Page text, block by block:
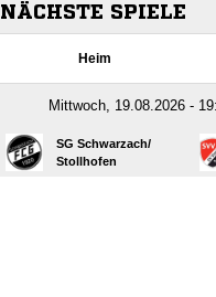
NÄCHSTE SPIELE
Heim
Mittwoch, 19.08.2026 -
SG Schwarzach/​
Stollhofen